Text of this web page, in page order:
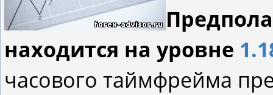
находится на уровне
часового таймфрейма